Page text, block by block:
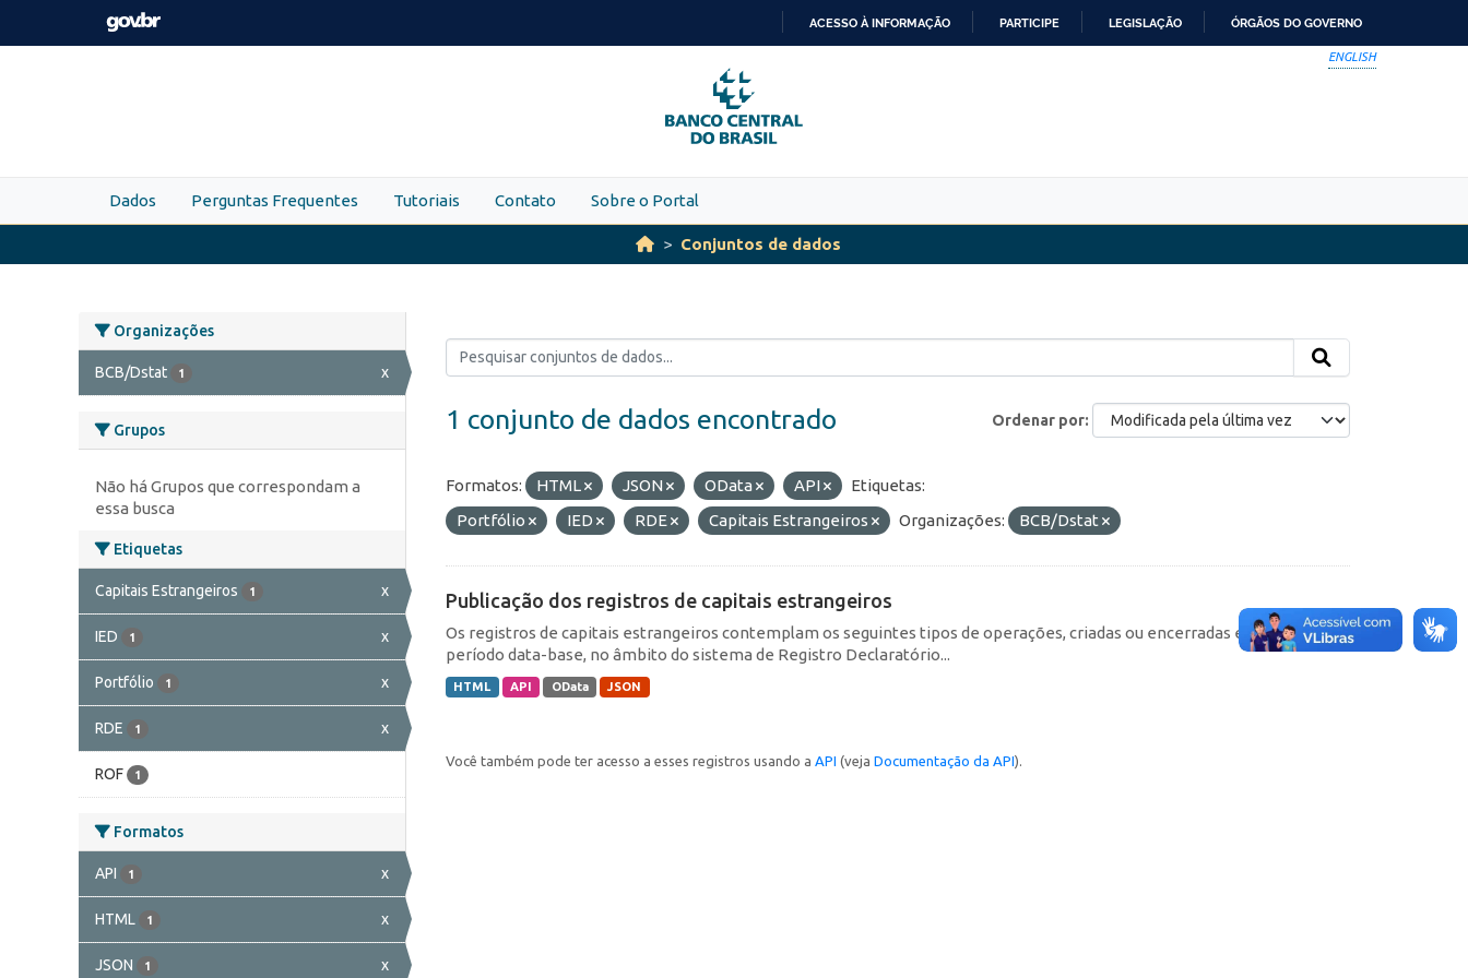
Skip to main content
PARA
O
CONTEÚDO
ACESSO À INFORMAÇÃO PARTICIPE LEGISLAÇÃO ÓRGÃOS DO GOVERNO
ENGLISH
Dados Perguntas Frequentes Tutoriais Contato Sobre o Portal
Conjuntos de dados
Organizações
BCB/Dstat 1 x
Grupos
Não há Grupos que correspondam a
essa busca
Etiquetas
Capitais Estrangeiros 1 x
IED 1 x
Portfólio 1 x
RDE 1 x
ROF 1
Formatos
API 1 x
HTML 1 x
JSON 1 x
Ordenar por
1 conjunto de dados encontrado
Formatos: HTML JSON OData API
Etiquetas:
Portfólio
IED RDE Capitais Estrangeiros Organizações: BCB/Dstat
Publicação dos registros de capitais estrangeiros
Os registros de capitais estrangeiros contemplam os seguintes tipos de operações, criadas ou encerradas em cada
período data-base, no âmbito do sistema de Registro Declaratório...
HTML API OData JSON
Você também pode ter acesso a esses registros usando a API (veja Documentação da API).